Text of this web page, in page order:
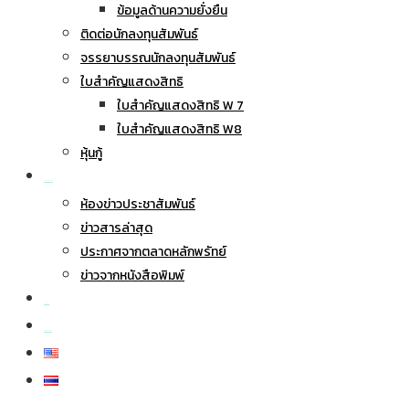
ข้อมูลด้านความยั่งยืน
ติดต่อนักลงทุนสัมพันธ์
จรรยาบรรณนักลงทุนสัมพันธ์
ใบสำคัญแสดงสิทธิ
ใบสำคัญแสดงสิทธิ W 7
ใบสำคัญแสดงสิทธิ W8
หุ้นกู้
ห้องข่าวประชาสัมพันธ์
ข่าวสารล่าสุด
ประกาศจากตลาดหลักพรัทย์
ข่าวจากหนังสือพิมพ์